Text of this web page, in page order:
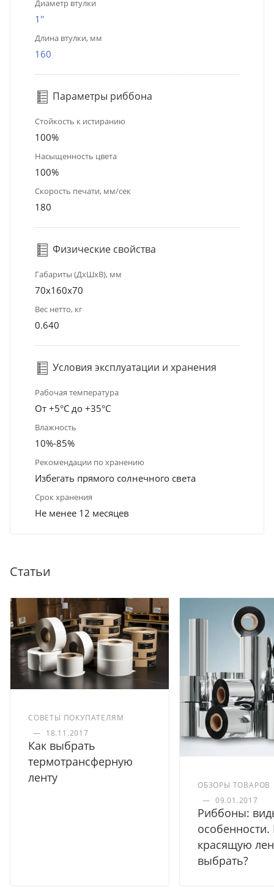
Диаметр втулки
1''
Длина втулки, мм
160
Параметры риббона
Стойкость к истиранию
100%
Насыщенность цвета
100%
Скорость печати, мм/сек
180
Физические свойства
Габариты (ДхШхВ), мм
70x160x70
Вес нетто, кг
0.640
Условия эксплуатации и хранения
Рабочая температура
От +5°С до +35°С
Влажность
10%-85%
Рекомендации по хранению
Избегать прямого солнечного света
Срок хранения
Не менее 12 месяцев
Статьи
СОВЕТЫ ПОКУПАТЕЛЯМ
— 18.11.2017
Как выбрать
термотрансферную
ленту
ОБЗОРЫ ТОВАРОВ
— 09.01.2017
Риббоны:
красящую
выбрать?